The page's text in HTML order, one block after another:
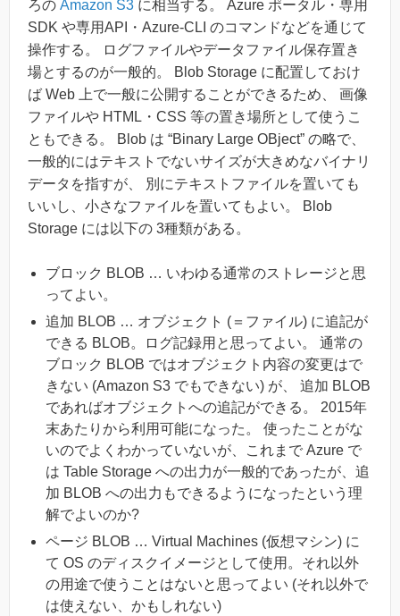
ろの Amazon S3 に相当する。 Azure ポータル・専用
SDK や専用API・Azure-CLI のコマンドなどを通じて
操作する。 ログファイルやデータファイル保存置き
場とするのが一般的。 Blob Storage に配置しておけ
ば Web 上で一般に公開することができるため、 画像
ファイルや HTML・CSS 等の置き場所として使うこ
ともできる。 Blob は “Binary Large OBject” の略で、
一般的にはテキストでないサイズが大きめなバイナリ
データを指すが、 別にテキストファイルを置いても
いいし、小さなファイルを置いてもよい。 Blob
Storage には以下の 3種類がある。
ブロック BLOB … いわゆる通常のストレージと思
ってよい。
追加 BLOB … オブジェクト (＝ファイル) に追記が
できる BLOB。ログ記録用と思ってよい。 通常の
ブロック BLOB ではオブジェクト内容の変更はで
きない (Amazon S3 でもできない) が、 追加 BLOB
であればオブジェクトへの追記ができる。 2015年
末あたりから利用可能になった。 使ったことがな
いのでよくわかっていないが、これまで Azure で
は Table Storage への出力が一般的であったが、追
加 BLOB への出力もできるようになったという理
解でよいのか?
ページ BLOB … Virtual Machines (仮想マシン) に
て OS のディスクイメージとして使用。それ以外
の用途で使うことはないと思ってよい (それ以外で
は使えない、かもしれない)